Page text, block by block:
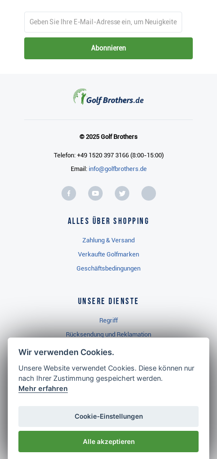
Abonnieren
© 2025 Golf Brothers
Telefon: +49 1520 397 3166 (8:00-15:00)
Email: info@golfbrothers.de
Alles über Shopping
Zahlung & Versand
Verkaufte Golfmarken
Geschäftsbedingungen
Unsere Dienste
Regriff
Rücksendung und Reklamation
Widerrufsbelehrung
Golf Brothers.de
Neuheiten
Impressum
Wir verwenden Cookies.
Unsere Website verwendet Cookies. Diese können nur
nach Ihrer Zustimmung gespeichert werden.
Mehr erfahren
Cookie-Einstellungen
Alle akzeptieren